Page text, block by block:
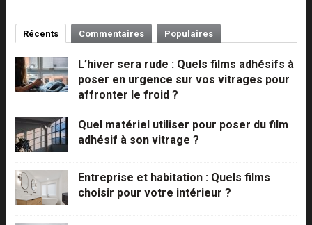
Récents Commentaires Populaires
L’hiver sera rude : Quels films adhésifs à
poser en urgence sur vos vitrages pour
affronter le froid ?
Quel matériel utiliser pour poser du film
adhésif à son vitrage ?
Entreprise et habitation : Quels films
choisir pour votre intérieur ?